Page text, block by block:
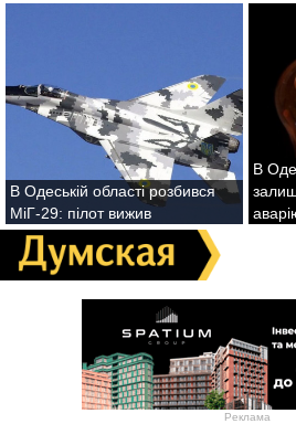
В Одеській області розбився
МіГ-29: пілот вижив
В
Реклама